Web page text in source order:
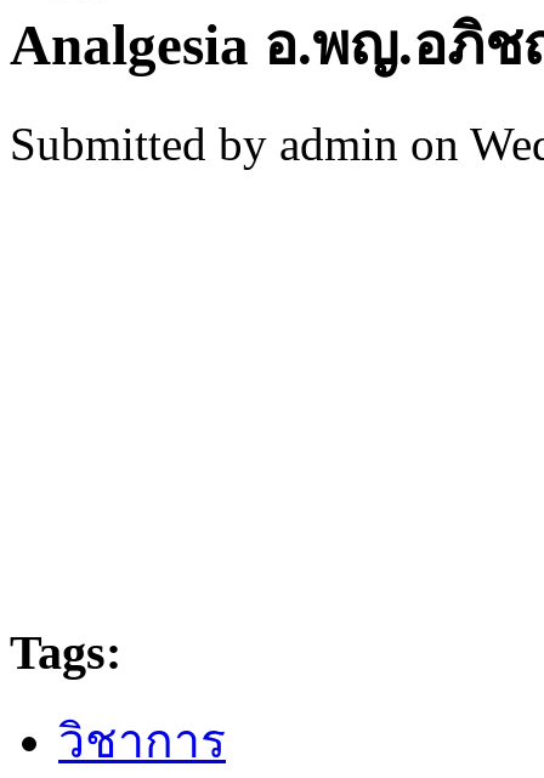
Analgesia อ.พญ.อภิ
Submitted by admin on
Tags:
วิชาการ